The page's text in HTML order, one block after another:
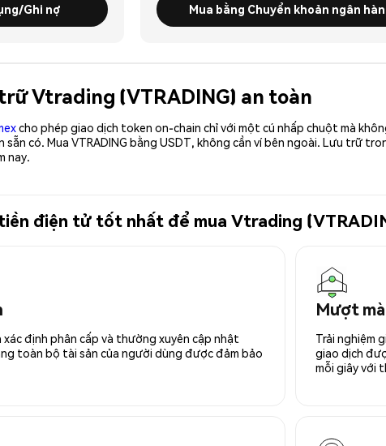
Ghi nợ Mua bằng Chuyển khoản ngân
Vtrading (VTRADING) an toàn
cho phép giao dịch token on-chain chỉ với một cú nhấp chuột mà
có. Mua VTRADING bằng USDT, không cần ví bên ngoài. Lưu trữ
nay.
điện tử tốt nhất để mua Vtrading
định phân cấp và thường xuyên cập nhật
toàn bộ tài sản của người dùng được đảm bảo
Mượt
Trải nghiệm
giao dịch
mỗi giây với